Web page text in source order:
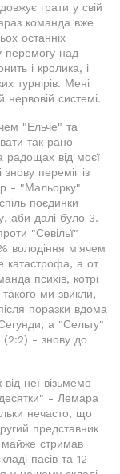
грати у свій
команда вже
останніх
перемогу над
і кролика, і
турнірів. Мені
нервовій системі.
"Ельче" та
так рано -
радощах від моєї
переміг із
- "Мальорку"
поєдинки
аби далі було 3.
"Севільї"
володіння м'ячем
катастрофа, а от
психів, котрі
ми звикли,
поразки вдома
а "Сельту"
(2:2) - знову до
неї візьмемо
- Лемара
нечасто, що
представник
майже стримав
пасів та 12